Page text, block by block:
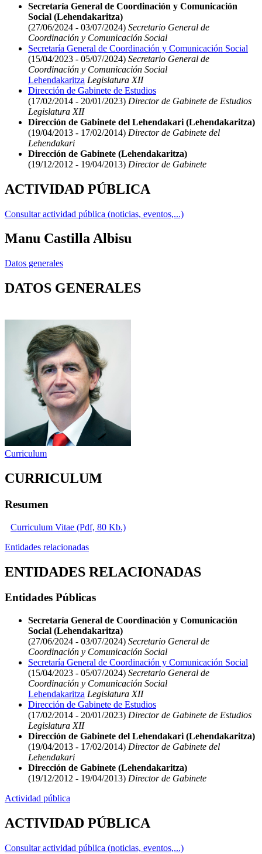
Secretaría General de Coordinación y Comunicación
Social (Lehendakaritza)
(27/06/2024 - 03/07/2024) Secretario General de
Coordinación y Comunicación Social
Secretaría General de Coordinación y Comunicación Social
(15/04/2023 - 05/07/2024) Secretario General de
Coordinación y Comunicación Social
Lehendakaritza Legislatura XII
Dirección de Gabinete de Estudios
(17/02/2014 - 20/01/2023) Director de Gabinete de Estudios
Legislatura XII
Dirección de Gabinete del Lehendakari (Lehendakaritza)
(19/04/2013 - 17/02/2014) Director de Gabinete del
Lehendakari
Dirección de Gabinete (Lehendakaritza)
(19/12/2012 - 19/04/2013) Director de Gabinete
ACTIVIDAD PÚBLICA
Consultar actividad pública (noticias, eventos,...)
Manu Castilla Albisu
Datos generales
DATOS GENERALES
Curriculum
CURRICULUM
Resumen
Curriculum Vitae (Pdf, 80 Kb.)
Entidades relacionadas
ENTIDADES RELACIONADAS
Entidades Públicas
Secretaría General de Coordinación y Comunicación
Social (Lehendakaritza)
(27/06/2024 - 03/07/2024) Secretario General de
Coordinación y Comunicación Social
Secretaría General de Coordinación y Comunicación Social
(15/04/2023 - 05/07/2024) Secretario General de
Coordinación y Comunicación Social
Lehendakaritza Legislatura XII
Dirección de Gabinete de Estudios
(17/02/2014 - 20/01/2023) Director de Gabinete de Estudios
Legislatura XII
Dirección de Gabinete del Lehendakari (Lehendakaritza)
(19/04/2013 - 17/02/2014) Director de Gabinete del
Lehendakari
Dirección de Gabinete (Lehendakaritza)
(19/12/2012 - 19/04/2013) Director de Gabinete
Actividad pública
ACTIVIDAD PÚBLICA
Consultar actividad pública (noticias, eventos,...)